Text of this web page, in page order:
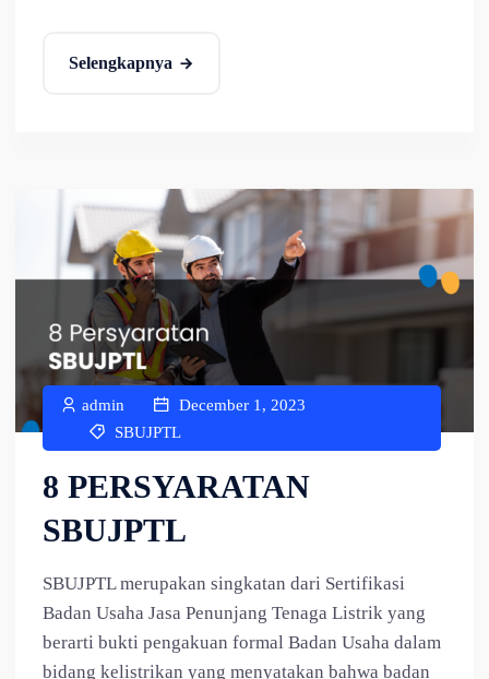
Selengkapnya
admin
December 1, 2023
SBUJPTL
8 PERSYARATAN
SBUJPTL
SBUJPTL merupakan singkatan dari Sertifikasi
Badan Usaha Jasa Penunjang Tenaga Listrik yang
berarti bukti pengakuan formal Badan Usaha dalam
bidang kelistrikan yang menyatakan bahwa badan